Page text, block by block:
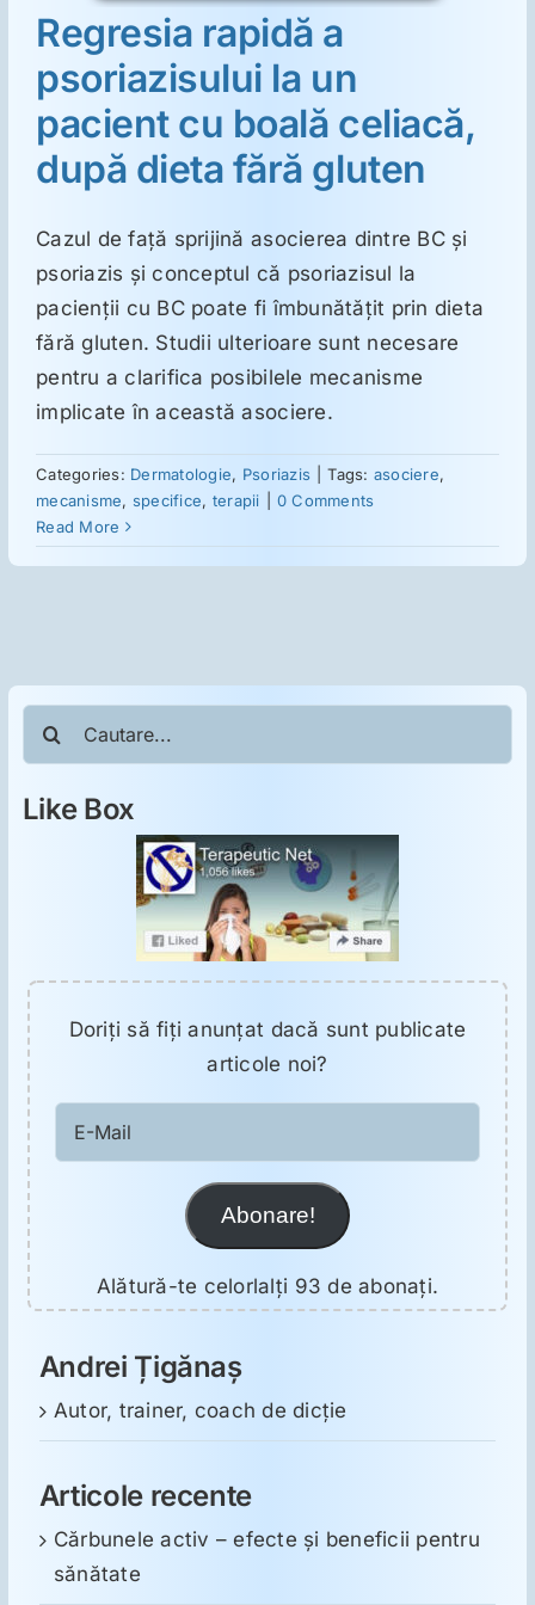
Suplimente
Reumatologie
Ginecologie
Mesajele lui Reichelt
Dietă
LDN
ORL
Toxicologie
Psihoterapie
Antropologie
Proză utilă
Regresia rapidă a
psoriazisului la un
pacient cu boală celiacă,
după dieta fără gluten
Cazul de faţă sprijină asocierea dintre BC şi
psoriazis şi conceptul că psoriazisul la
pacienţii cu BC poate fi îmbunătăţit prin dieta
fără gluten. Studii ulterioare sunt necesare
pentru a clarifica posibilele mecanisme
implicate în această asociere.
Categories: Dermatologie, Psoriazis Tags: asociere,
mecanisme, specifice, terapii
0 Comments
Read More
Like Box
Doriţi să fiţi anunţat dacă sunt publicate
articole noi?
Mail
Abonare!
Alătură-te celorlalți 93 de abonați.
Andrei Țigănaș
Autor, trainer, coach de dicție
Articole recente
Cărbunele activ – efecte și beneficii pentru
sănătate